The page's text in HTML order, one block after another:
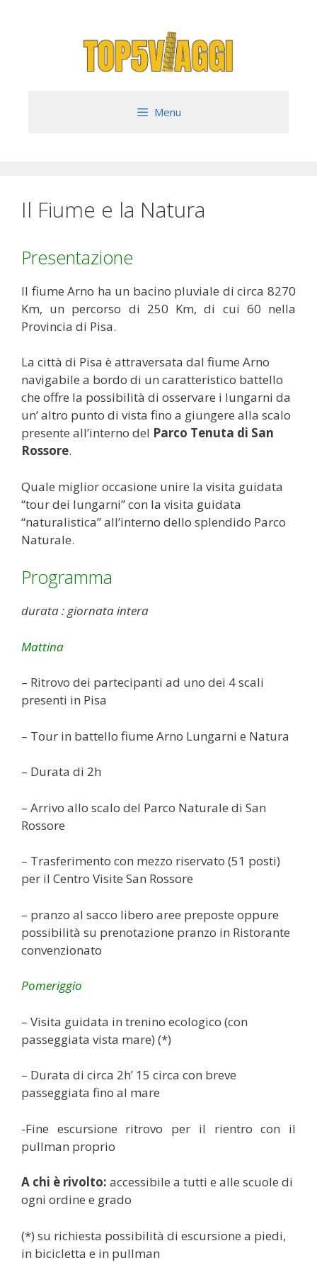
Menu
Il Fiume e la Natura
Presentazione
Il fiume Arno ha un bacino pluviale di circa 8270
Km, un percorso di 250 Km, di cui 60 nella
Provincia di Pisa.
La città di Pisa è attraversata dal fiume Arno
navigabile a bordo di un caratteristico battello
che offre la possibilità di osservare i lungarni da
un’ altro punto di vista fino a giungere alla scalo
presente all’interno del Parco Tenuta di San
Rossore.
Quale miglior occasione unire la visita guidata
“tour dei lungarni” con la visita guidata
“naturalistica” all’interno dello splendido Parco
Naturale.
Programma
durata : giornata intera
Mattina
– Ritrovo dei partecipanti ad uno dei 4 scali
presenti in Pisa
– Tour in battello fiume Arno Lungarni e Natura
– Durata di 2h
– Arrivo allo scalo del Parco Naturale di San
Rossore
– Trasferimento con mezzo riservato (51 posti)
per il Centro Visite San Rossore
– pranzo al sacco libero aree preposte oppure
possibilità su prenotazione pranzo in Ristorante
convenzionato
Pomeriggio
– Visita guidata in trenino ecologico (con
passeggiata vista mare) (*)
– Durata di circa 2h’ 15 circa con breve
passeggiata fino al mare
-Fine escursione ritrovo per il rientro con il
pullman proprio
A chi è rivolto: accessibile a tutti e alle scuole di
ogni ordine e grado
(*) su richiesta possibilità di escursione a piedi,
in bicicletta e in pullman